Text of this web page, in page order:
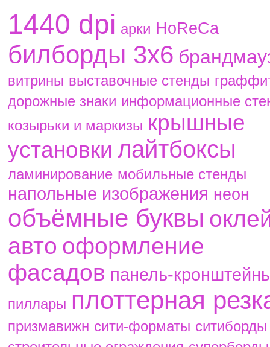
1440 dpi aрки HoReCa
билборды 3х6
витрины выставочные стенды
дорожные знаки информационные
козырьки и маркизы крышные
установки лайтбоксы
ламинирование мобильные стенды
напольные изображения неон
объёмные буквы
авто оформление
фасадов панель-
пиллары плоттерная
призмавижн сити-форматы ситиборды